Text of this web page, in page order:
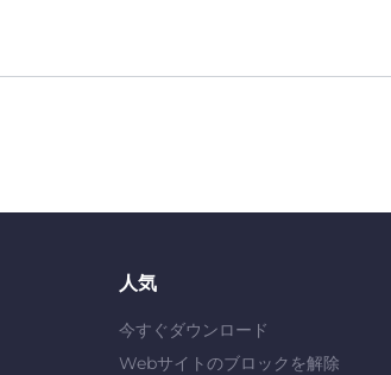
人気
今すぐダウンロード
Webサイトのブロックを解除